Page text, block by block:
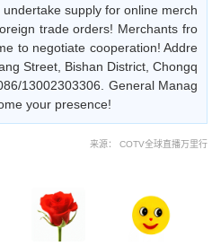
supply for online merch
trade orders! Merchants fro
to negotiate cooperation! Addre
Street, Bishan District, Chongq
13002303306. General Manag
your presence!
来源： COTV全球直播万里行